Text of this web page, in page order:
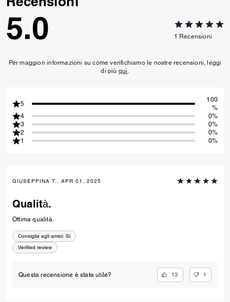
carbonio. Rispecchia il continuo
impegno profuso nel contribuire
5.0 1 Recensioni
Per maggiori informazioni su come verifichiamo le nostre recensioni, leggi
di più qui
5
100
%
4
0%
3
0%
2
0%
1
0%
GIUSEPPINA T., APR 01, 2025
Qualità.
Ottima qualità.
Consiglia agli amici: Si
Verified review
Questa recensione è stata utile? 12 1